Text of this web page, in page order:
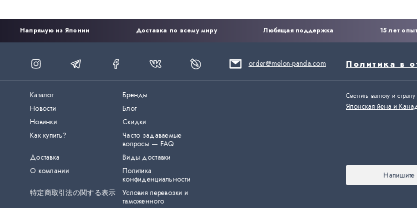
Напрямую из Японии Доставка по всему миру Любящая поддержка 15 лет
order@melon-panda.com Политика в
Каталог
Бренды
Новости
Блог
Новинки
Скидки
Как купить?
Часто задаваемые
вопросы — FAQ
Доставка
Виды доставки
О компании
Политика
конфиденциальности
特定商取引法の関する表示
Условия перевозки и
таможенного
Сменить валюту и страну
Японская йена и